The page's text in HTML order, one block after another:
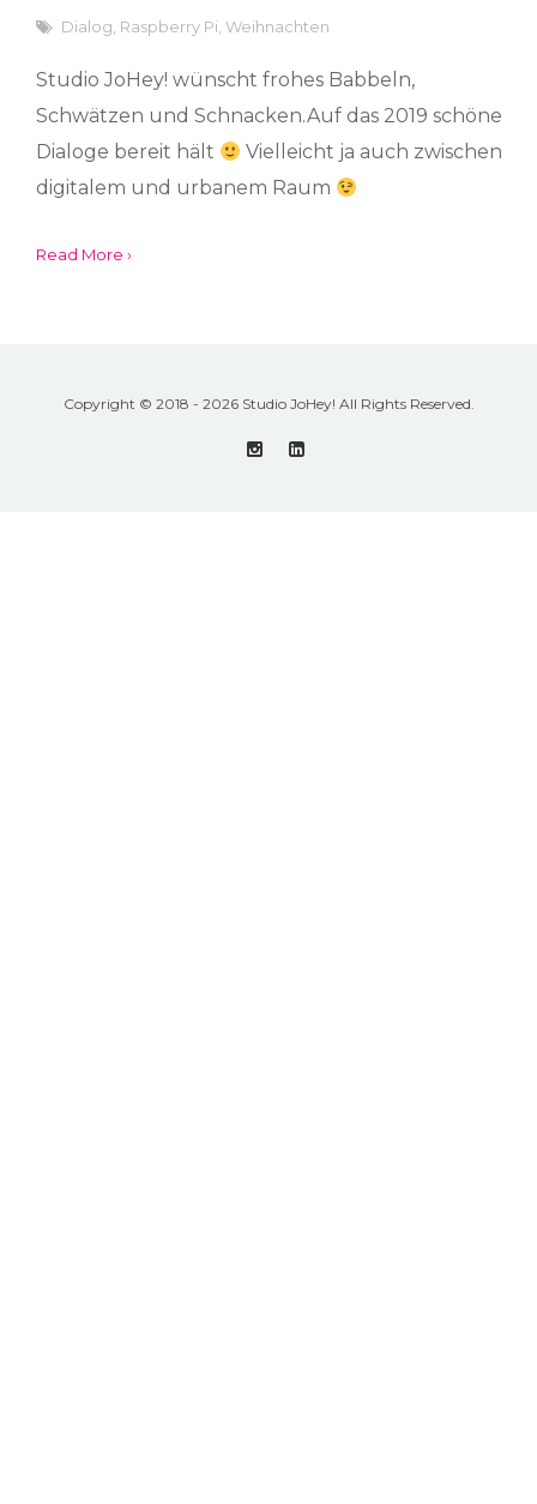
Dialog, Raspberry Pi,Weihnachten
Studio JoHey! wünscht frohes Babbeln,
Schwätzen und Schnacken.Auf das 2019 schöne
Dialoge bereit hält
Vielleicht ja auch zwischen
digitalem und urbanem Raum
Read More ›
Copyright © 2018 - 2026 Studio JoHey! All Rights Reserved.